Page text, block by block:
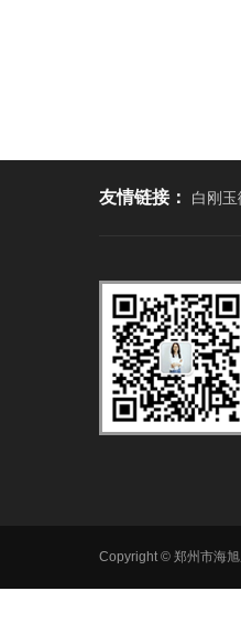
友情链接： 白刚
Copyright © 郑州市海